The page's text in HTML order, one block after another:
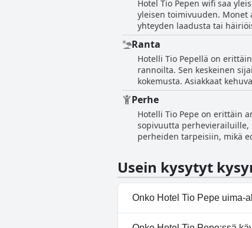
ystävällisyyden tasosta.
mikä vaikuttaa merkittävästi
Hotel Tio Pepen wifi saa
yleisen toimivuuden. Monet
yhteyden laadusta tai
yleinen mielipide on, että
Ranta
Hotelli Tio Pepellä on
rannoilta. Sen keskeinen
kokemusta. Asiakkaat
sijoitetuksi. Hotellin siisteys
runsaasti aikaa meren
rantalomalle.
Perhe
Hotelli Tio Pepe on erittäin
sopivuutta perhevierailuille,
perheiden tarpeisiin, mikä
tekee siitä kiitettävän
Usein kysytyt
Onko Hotel Tio Pepe uima-
Ei, Hotel Tio Pepe ei ole